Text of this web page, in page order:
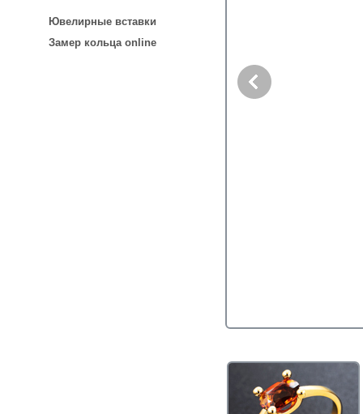
Ювелирные вставки
Замер кольца online